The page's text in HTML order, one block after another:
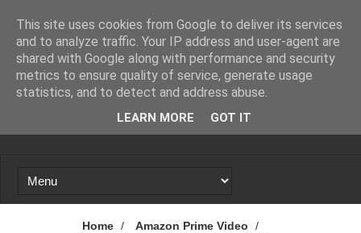
Loading...
Home / Amazon Prime Video
/
This site uses cookies from Google to deliver its services
and to analyze traffic. Your IP address and user-agent are
shared with Google along with performance and security
metrics to ensure quality of service, generate usage
statistics, and to detect and address abuse.
LEARN MORE GOT IT